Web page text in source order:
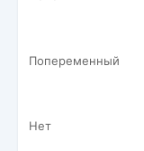
Попеременный
Нет